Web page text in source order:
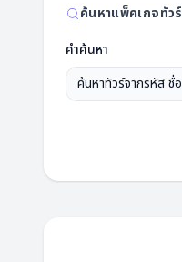
ค้นหาแพ็คเกจทัวร์
คำค้นหา